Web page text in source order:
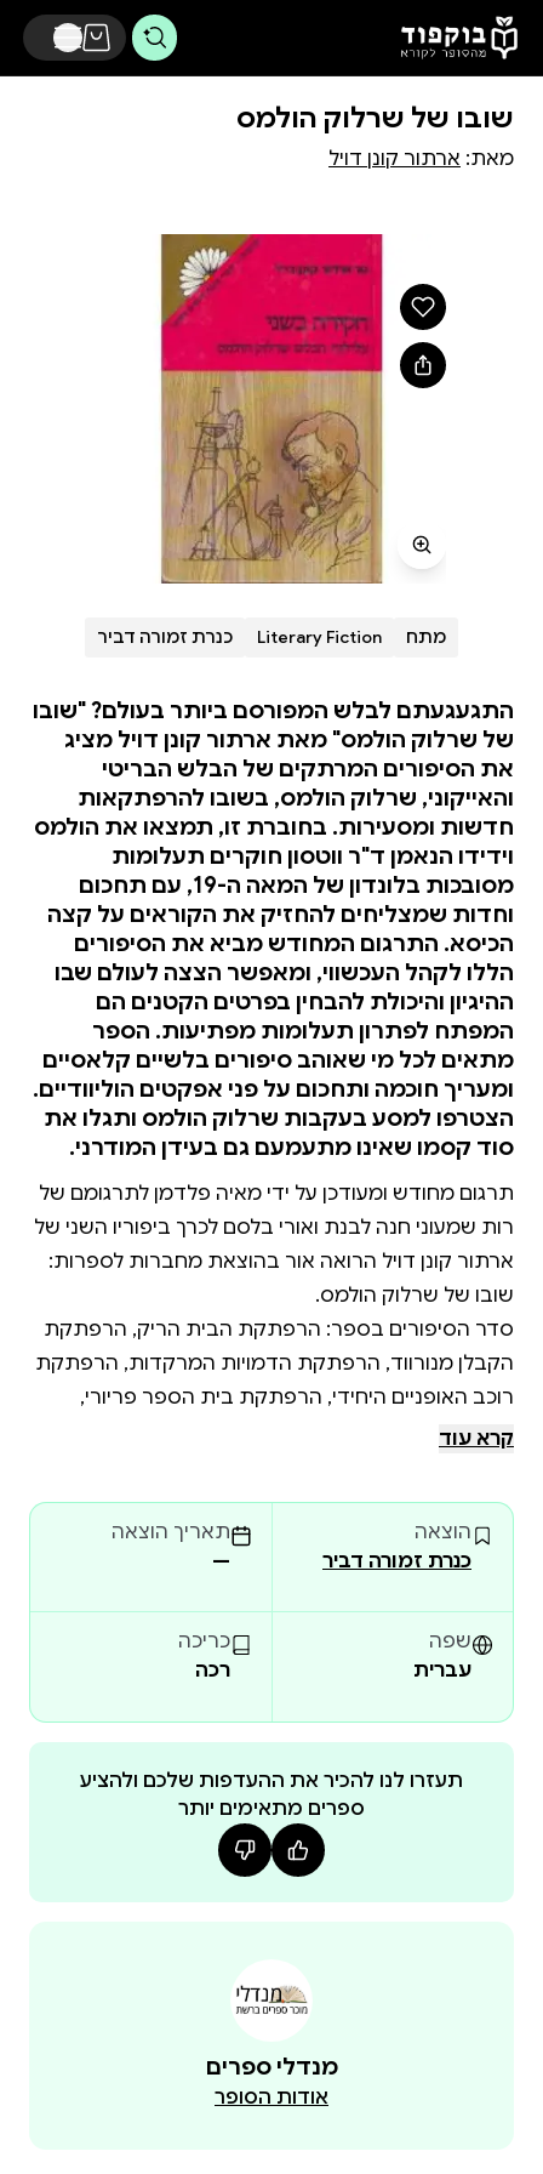
דלג לתוכן הראשי
שובו של שרלוק הולמס
מאת: ארתור קונן דויל
מתח Literary Fiction כנרת זמורה דביר
התגעגעתם לבלש המפורסם ביותר בעולם? "שובו
של שרלוק הולמס" מאת ארתור קונן דויל מציג
את הסיפורים המרתקים של הבלש הבריטי
והאייקוני, שרלוק הולמס, בשובו להרפתקאות
חדשות ומסעירות. בחוברת זו, תמצאו את הולמס
וידידו הנאמן ד"ר ווטסון חוקרים תעלומות
מסובכות בלונדון של המאה ה-19, עם תחכום
וחדות שמצליחים להחזיק את הקוראים על קצה
הכיסא. התרגום המחודש מביא את הסיפורים
הללו לקהל העכשווי, ומאפשר הצצה לעולם שבו
ההיגיון והיכולת להבחין בפרטים הקטנים הם
המפתח לפתרון תעלומות מפתיעות. הספר
מתאים לכל מי שאוהב סיפורים בלשיים קלאסיים
ומעריך חוכמה ותחכום על פני אפקטים הוליוודיים.
הצטרפו למסע בעקבות שרלוק הולמס ותגלו את
סוד קסמו שאינו מתעמעם גם בעידן המודרני.
תרגום מחודש ומעודכן על ידי מאיה פלדמן לתרגומם של
רות שמעוני חנה לבנת ואורי בלסם לכרך ביפוריו השני של
ארתור קונן דויל הרואה אור בהוצאת מחברות לספרות:
סדר הסיפורים בספר: הרפתקת הבית הריק, הרפתקת
הקבלן מנורווד, הרפתקת הדמויות המרקדות, הרפתקת
רוכב האופניים היחידי, הרפתקת בית הספר פריורי,
הרפתקת פיטר השחור, הרפתקת צארלס אוגוסטוס
שלושת הסטודנטים, הרפתקת משקפי הזהב, הרפתקת
שחקן הרוגבי הנעדר, הרפתקת הרצח באחוזת אבי,
ביתן באמצע שנות ה-80, אך מאז אזלו מזמן בדפוס. כך
קרה שדור שלם התוודע לבלש הבריטי מרחוב בייקר דרך
דמותו בתרבות הפופולרית (המקטרת, הגלימה והכובע
מי שהגה את דמויותיהם של הבלש ושל ד"ר ווטסון, עוזרו
המספר את קורותיו, היה ארתור קוֹנאן דוֹיל, רופא יליד
סקוטלנד, שבשל מיעוט פציינטים מצא לעצמו זמן פנוי
לכתיבה יוצרת. דויל רצה לא פעם להיפטר מהולמס כדי
אבל המוני הקוראים הנלהבים לא הסכימו לוותר. וכך קרה
בילוש, נעשה גם לאחד הגיבורים הספרותיים הראשונים,
קרא עוד
הוצאה
כנרת זמורה דביר
תאריך הוצאה
—
שפה
עברית
כריכה
רכה
תעזרו לנו להכיר את ההעדפות שלכם ולהציע
ספרים מתאימים יותר
מנדלי ספרים
אודות הסופר